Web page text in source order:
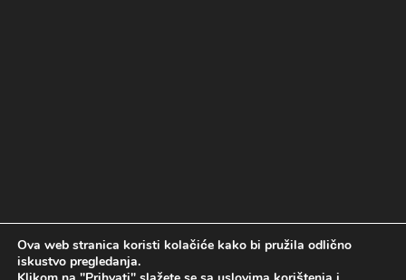
Politika kolačića
Politika privatnosti
Uslovi korištenja
Ova web stranica koristi kolačiće kako bi pružila odlično
iskustvo pregledanja.